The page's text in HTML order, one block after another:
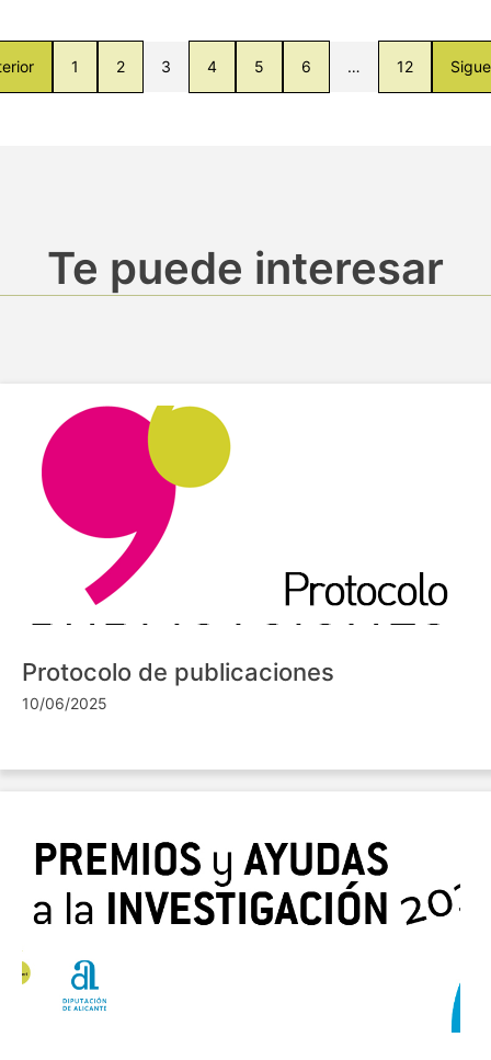
1 2 3 4 5 6 … 12
Te puede interesar
Protocolo de publicaciones
10/06/2025